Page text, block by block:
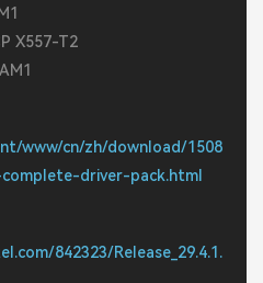
X557-T2
www/cn/zh/download/1508
driver-pack.html
842323/Release_29.4.1.